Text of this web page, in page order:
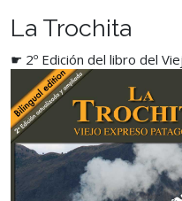
La Trochita
☛ 2º Edición del libro del